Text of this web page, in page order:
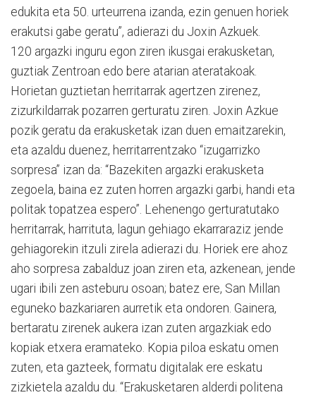
edukita eta 50. urteurrena izanda, ezin genuen horiek
erakutsi gabe geratu”, adierazi du Joxin Azkuek.
120 argazki inguru egon ziren ikusgai erakusketan,
guztiak Zentroan edo bere atarian ateratakoak.
Horietan guztietan herritarrak agertzen zirenez,
zizurkildarrak pozarren gerturatu ziren. Joxin Azkue
pozik geratu da erakusketak izan duen emaitzarekin,
eta azaldu duenez, herritarrentzako “izugarrizko
sorpresa” izan da: “Bazekiten argazki erakusketa
zegoela, baina ez zuten horren argazki garbi, handi eta
politak topatzea espero”. Lehenengo gerturatutako
herritarrak, harrituta, lagun gehiago ekarraraziz jende
gehiagorekin itzuli zirela adierazi du. Horiek ere ahoz
aho sorpresa zabalduz joan ziren eta, azkenean, jende
ugari ibili zen asteburu osoan; batez ere, San Millan
eguneko bazkariaren aurretik eta ondoren. Gainera,
bertaratu zirenek aukera izan zuten argazkiak edo
kopiak etxera eramateko. Kopia piloa eskatu omen
zuten, eta gazteek, formatu digitalak ere eskatu
zizkietela azaldu du. “Erakusketaren alderdi politena